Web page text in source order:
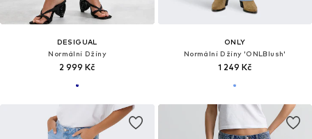
DESIGUAL
Normální Džíny
2 999 Kč
ONLY
Normální Džíny 'ONLBlush'
1 249 Kč